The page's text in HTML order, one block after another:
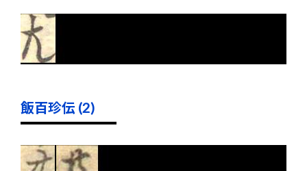
飯百珍伝 (2)